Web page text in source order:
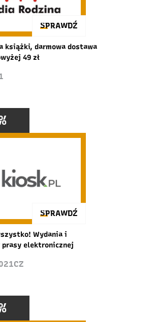
SPRAWDŹ
książki, darmowa dostawa
49 zł
SPRAWDŹ
Wydania i
prasy elektronicznej